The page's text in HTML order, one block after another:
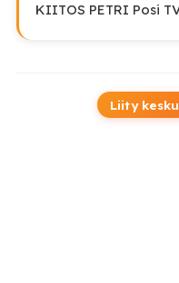
KIITOS PETRI Posi
Liity